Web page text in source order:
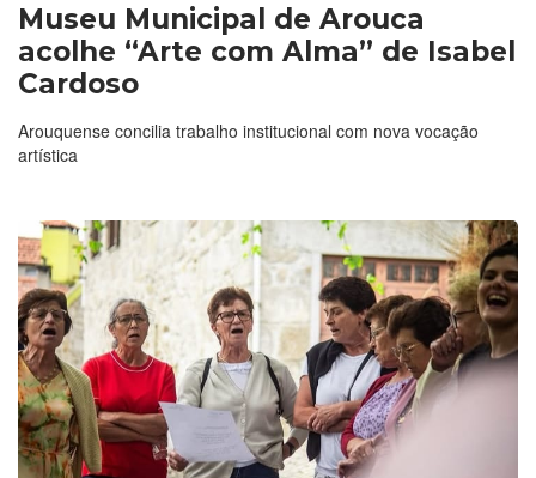
Museu Municipal de Arouca
acolhe “Arte com Alma” de Isabel
Cardoso
Arouquense concilia trabalho institucional com nova vocação
artística